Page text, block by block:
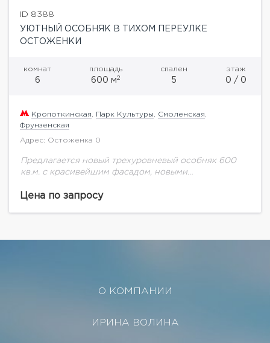
ID 8388
УЮТНЫЙ ОСОБНЯК В ТИХОМ ПЕРЕУЛКЕ
ОСТОЖЕНКИ
комнат
6
площадь
600 м2
спален
5
этаж
0 / 0
Кропоткинская Парк Культуры Смоленская
Фрунзенская
Адрес: Остоженка 0
Предлагается новый трехуровневый особняк 600
кв.м. с красивейшим фасадом, новыми
проживания.
Цена по запросу
О КОМПАНИИ
ИРИНА ВОЛИНА